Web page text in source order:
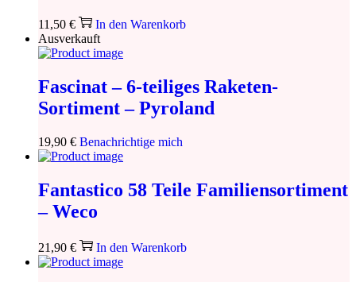
11,50 €
In den Warenkorb
Ausverkauft
Fascinat – 6-teiliges Raketen-
Sortiment – Pyroland
19,90 € Benachrichtige mich
Fantastico 58 Teile Familiensortiment
– Weco
21,90 € In den Warenkorb